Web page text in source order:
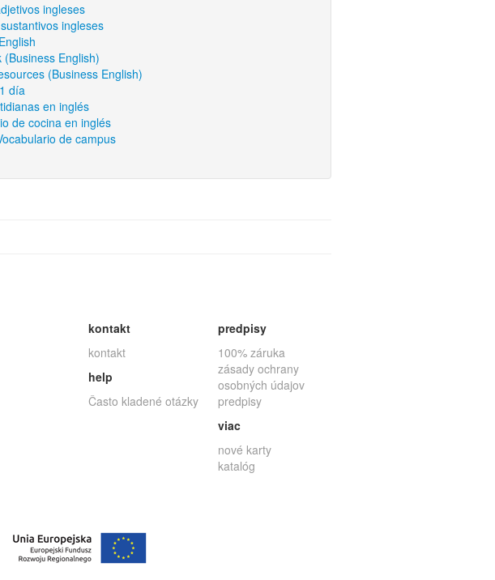
ingleses
ingleses
(Business English)
(Business English)
día
en inglés
de cocina en inglés
de campus
kontakt
kontakt
help
Často kladené otázky
predpisy
100% záruka
zásady ochrany
osobných údajov
predpisy
viac
nové karty
katalóg